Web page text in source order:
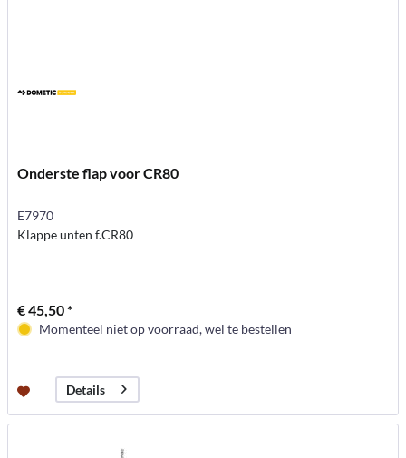
Onderste flap voor CR80
E7970
Klappe unten f.CR80
€ 45,50 *
Momenteel niet op voorraad, wel te bestellen
Details